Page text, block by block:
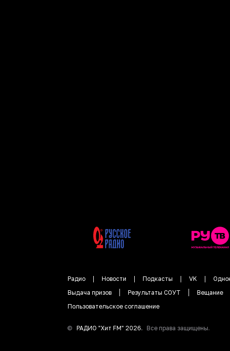
Радио Новости Подкасты VK
Выдача призов
Результаты СОУТ Вещание
Пользовательское соглашение
© РАДИО "Хит FM" 2026. Все права защищены.